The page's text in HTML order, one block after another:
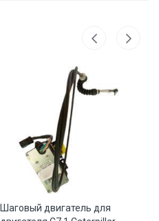
Шаговый двигатель для